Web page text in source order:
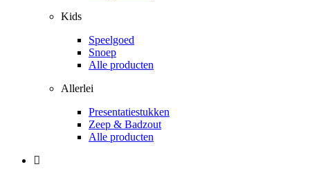
Kids
Speelgoed
Snoep
Alle producten
Allerlei
Presentatiestukken
Zeep & Badzout
Alle producten